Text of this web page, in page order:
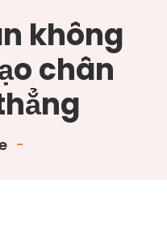
không
chân
-